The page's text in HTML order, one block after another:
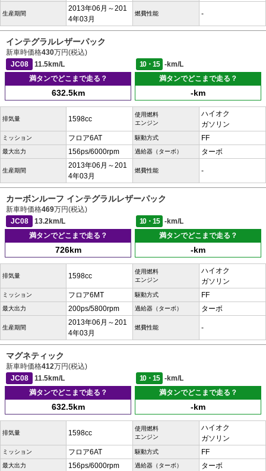
生産期間
2013年06月～201
4年03月
燃費性能 -
インテグラルレザーパック
新車時価格430万円(税込)
JC08
11.5km/L 10・15
-km/L
満タンでどこまで走る？
632.5km
満タンでどこまで走る？
-km
排気量 1598cc
使用燃料
エンジン
ハイオク
ガソリン
ミッション フロア6AT 駆動方式 FF
最大出力 156ps/6000rpm 過給器（ターボ） ターボ
生産期間
2013年06月～201
4年03月
燃費性能 -
カーボンルーフ インテグラルレザーパック
新車時価格469万円(税込)
JC08
13.2km/L 10・15
-km/L
満タンでどこまで走る？
726km
満タンでどこまで走る？
-km
排気量 1598cc
使用燃料
エンジン
ハイオク
ガソリン
ミッション フロア6MT 駆動方式 FF
最大出力 200ps/5800rpm 過給器（ターボ） ターボ
生産期間
2013年06月～201
4年03月
燃費性能 -
マグネティック
新車時価格412万円(税込)
JC08
11.5km/L 10・15
-km/L
満タンでどこまで走る？
632.5km
満タンでどこまで走る？
-km
排気量 1598cc
使用燃料
エンジン
ハイオク
ガソリン
ミッション フロア6AT 駆動方式 FF
最大出力 156ps/6000rpm 過給器（ターボ） ターボ